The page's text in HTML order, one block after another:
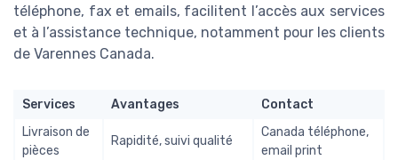
téléphone, fax et emails, facilitent l’accès aux services
et à l’assistance technique, notamment pour les clients
de Varennes Canada.
Services Avantages
Contact
Livraison de
pièces
Rapidité, suivi qualité
Canada téléphone,
email print